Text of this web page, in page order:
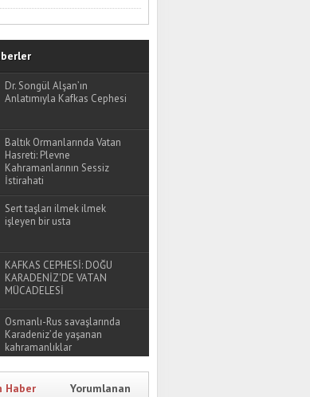
Dr. Songül Alşan’ın
Anlatımıyla Kafkas Cephesi
Baltık Ormanlarında Vatan
Hasreti: Plevne
Kahramanlarının Sessiz
İstirahati
Sert taşları ilmek ilmek
işleyen bir usta
KAFKAS CEPHESİ: DOĞU
KARADENİZ'DE VATAN
MÜCADELESİ
Osmanlı-Rus savaşlarında
Karadeniz’de yaşanan
kahramanlıklar
Haber Yorumlanan